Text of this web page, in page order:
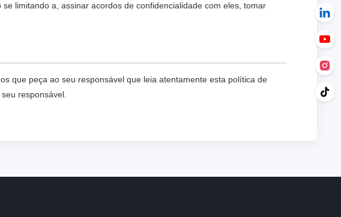
limitando a, assinar acordos de confidencialidade com eles, tomar
que peça ao seu responsável que leia atentamente esta política de
responsável.